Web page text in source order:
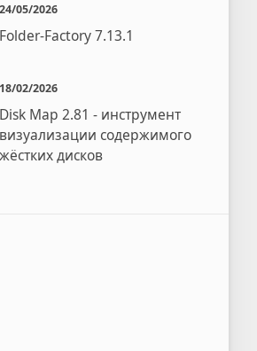
24/05/2026
Folder-Factory 7.13.1
18/02/2026
Disk Map 2.81 - инструмент
визуализации содержимого
жёстких дисков